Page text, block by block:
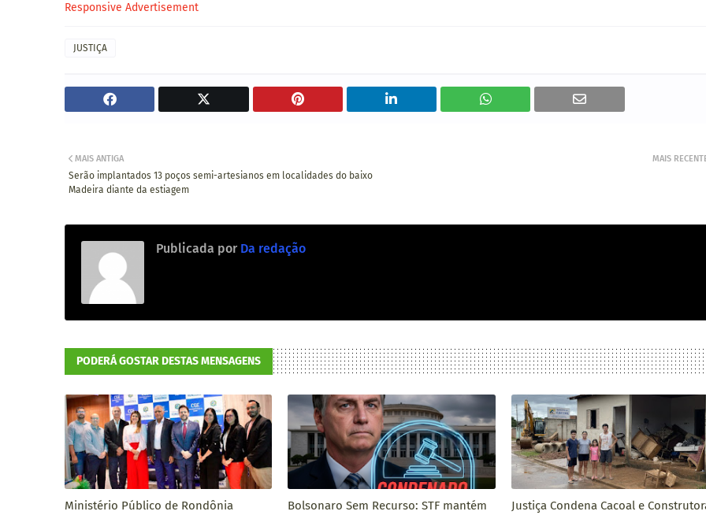
Responsive Advertisement
JUSTIÇA
MAIS
MAIS ANTIGA
Serão implantados 13 poços semi-artesianos em localidades do baixo
Madeira diante da estiagem
Publicada por Da redação
PODERÁ GOSTAR DESTAS MENSAGENS
Ministério Público de Rondônia
Bolsonaro Sem Recurso: STF mantém
Justiça Condena Cacoal e